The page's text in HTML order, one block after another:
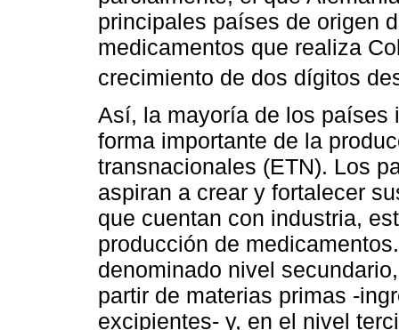
principales países de origen
medicamentos que realiza
crecimiento de dos dígitos
Así, la mayoría de los países
forma importante de la
transnacionales (ETN). Los
aspiran a crear y fortalecer
que cuentan con industria,
producción de
denominado nivel
partir de materias primas -
excipientes- y, en el nivel